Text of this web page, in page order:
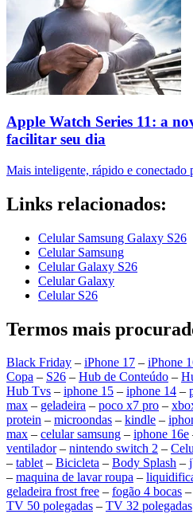
Apple Watch Series 11: a
facilitar seu dia
Mais inteligente, rápido e conectado
Links relacionados:
Celular Samsung Galaxy S26
Celular Samsung
Celular Galaxy S26
Celular Galaxy
Celular S26
Termos mais
Black Friday – iPhone 17 – iPhone
Copa – S26 – Hub de Conteúdo –
Hub Tvs – iphone 15 – iphone 14 –
max – geladeira – poco x7 pro –
protein – microondas – kindle –
max – celular samsung – iphone 16e
ventilador– nintendo switch 2 –
– tablet– Bicicleta – Body Splash –
– maquina de lavar roupa –
geladeira frost free – fogão 4 bocas –
TV 50 polegadas – TV 32 polegadas